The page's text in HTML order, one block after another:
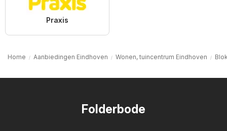
Praxis
Home Aanbiedingen Eindhoven Wonen, tuincentrum Eindhoven
Folderbode